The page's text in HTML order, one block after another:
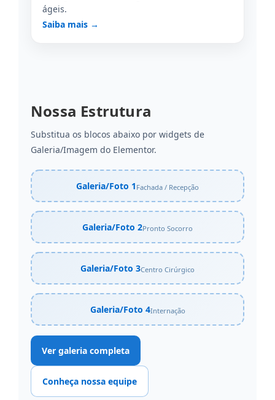
ágeis.
Saiba mais →
Nossa Estrutura
Substitua os blocos abaixo por widgets de
Galeria/Imagem do Elementor.
Galeria/Foto 1 Fachada / Recepção
Galeria/Foto 2Pronto Socorro
Galeria/Foto 3Centro Cirúrgico
Galeria/Foto 4Internação
Ver galeria completa
Conheça nossa equipe